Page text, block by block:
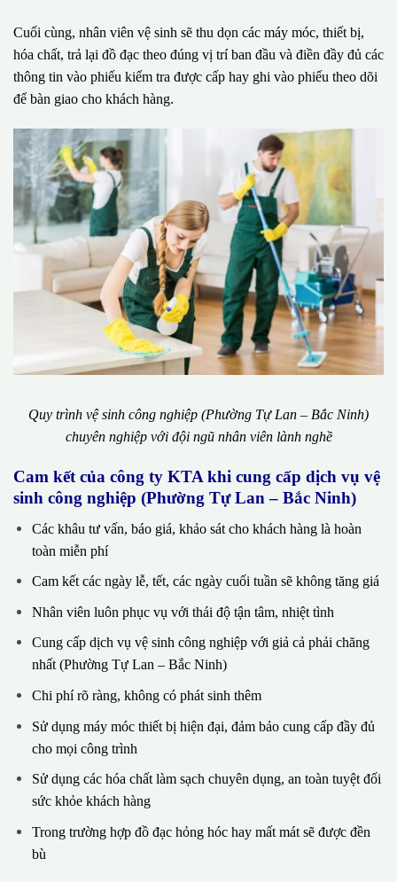
Cuối cùng, nhân viên vệ sinh sẽ thu dọn các máy móc, thiết bị,
hóa chất, trả lại đồ đạc theo đúng vị trí ban đầu và điền đầy đủ các
thông tin vào phiếu kiểm tra được cấp hay ghi vào phiếu theo dõi
để bàn giao cho khách hàng.
Quy trình vệ sinh công nghiệp (Phường Tự Lan – Bắc Ninh)
chuyên nghiệp với đội ngũ nhân viên lành nghề
Cam kết của công ty KTA khi cung cấp dịch vụ vệ
sinh công nghiệp (Phường Tự Lan – Bắc Ninh)
Các khâu tư vấn, báo giá, khảo sát cho khách hàng là hoàn
toàn miễn phí
Cam kết các ngày lễ, tết, các ngày cuối tuần sẽ không tăng giá
Nhân viên luôn phục vụ với thái độ tận tâm, nhiệt tình
Cung cấp dịch vụ vệ sinh công nghiệp với giả cả phải chăng
nhất (Phường Tự Lan – Bắc Ninh)
Chi phí rõ ràng, không có phát sinh thêm
Sử dụng máy móc thiết bị hiện đại, đảm bảo cung cấp đầy đủ
cho mọi công trình
Sử dụng các hóa chất làm sạch chuyên dụng, an toàn tuyệt đối
sức khỏe khách hàng
Trong trường hợp đồ đạc hỏng hóc hay mất mát sẽ được đền
bù